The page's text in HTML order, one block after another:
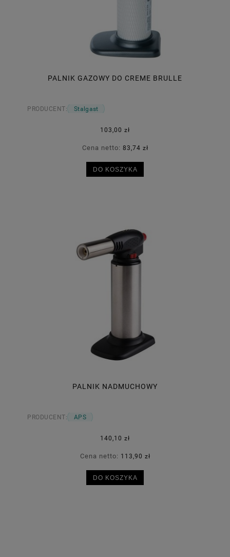
PALNIK GAZOWY DO CREME BRULLE
PRODUCENT: Stalgast
103,00 zł
Cena netto: 83,74 zł
DO KOSZYKA
PALNIK NADMUCHOWY
PRODUCENT: APS
140,10 zł
Cena netto: 113,90 zł
DO KOSZYKA